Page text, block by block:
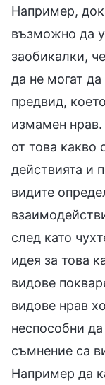
Например,
възможно да
заобикалки,
да не могат
предвид,
измамен
от това какво
действията и
видите
след като
идея за това
видове
видове нрав
неспособни да
съмнение са
Например да